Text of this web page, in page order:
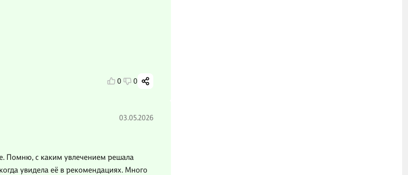
0 0
03.05.2026
Помню, с каким увлечением решала
увидела её в рекомендациях. Много